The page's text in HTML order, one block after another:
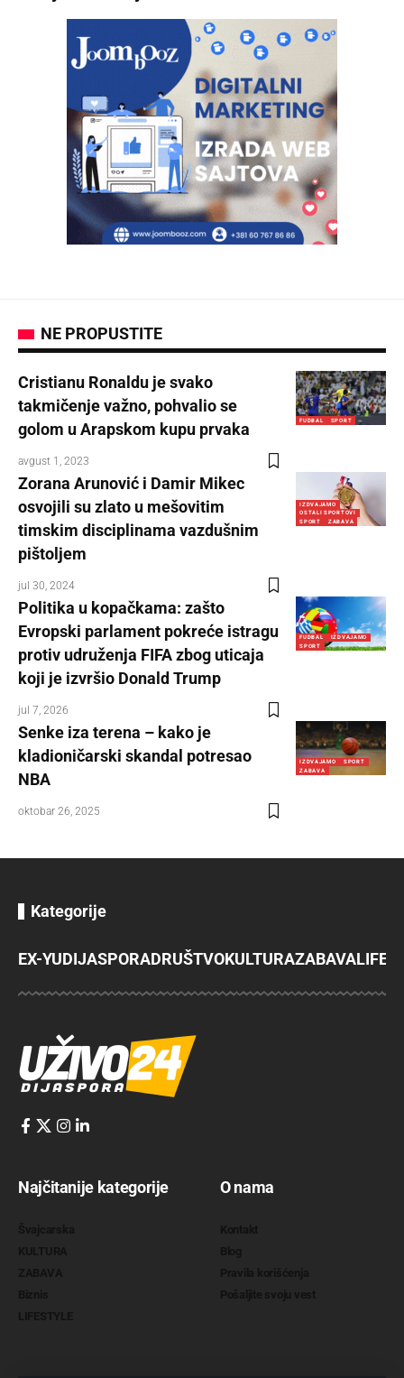
NE PROPUSTITE
FUDBAL SPORT
Cristianu Ronaldu je svako
takmičenje važno, pohvalio se
golom u Arapskom kupu prvaka
avgust 1, 2023
IZDVAJAMO
OSTALI SPORTOVI
SPORT
ZABAVA
Zorana Arunović i Damir Mikec
osvojili su zlato u mešovitim
timskim disciplinama vazdušnim
pištoljem
jul 30, 2024
FUDBAL
IZDVAJAMO
SPORT
Politika u kopačkama: zašto
Evropski parlament pokreće istragu
protiv udruženja FIFA zbog uticaja
koji je izvršio Donald Trump
jul 7, 2026
IZDVAJAMO
SPORT
ZABAVA
Senke iza terena – kako je
kladioničarski skandal potresao
NBA
oktobar 26, 2025
Kategorije
EX-YUDIJASPORADRUŠTVOKULTURAZABAVA
Najčitanije kategorije O nama